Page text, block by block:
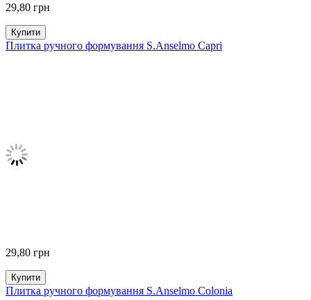
29,80 грн
Купити
Плитка ручного формування S.Anselmo Capri
29,80 грн
Купити
Плитка ручного формування S.Anselmo Colonia